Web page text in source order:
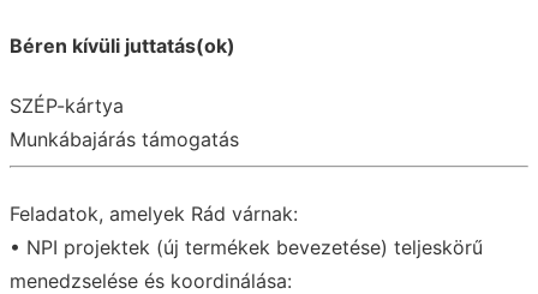
Béren kívüli juttatás(ok)
SZÉP-kártya
Munkábajárás támogatás
Feladatok, amelyek Rád várnak:
• NPI projektek (új termékek bevezetése) teljeskörű
menedzselése és koordinálása: